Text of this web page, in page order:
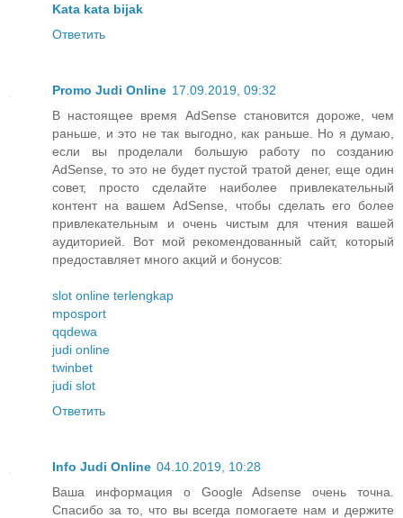
Kata kata bijak
Ответить
Promo Judi Online 17.09.2019, 09:32
В настоящее время AdSense становится дороже, чем
раньше, и это не так выгодно, как раньше. Но я думаю,
если вы проделали большую работу по созданию
AdSense, то это не будет пустой тратой денег, еще один
совет, просто сделайте наиболее привлекательный
контент на вашем AdSense, чтобы сделать его более
привлекательным и очень чистым для чтения вашей
аудиторией. Вот мой рекомендованный сайт, который
предоставляет много акций и бонусов:
slot online terlengkap
mposport
qqdewa
judi online
twinbet
judi slot
Ответить
Info Judi Online 04.10.2019, 10:28
Ваша информация о Google Adsense очень точна.
Спасибо за то, что вы всегда помогаете нам и держите